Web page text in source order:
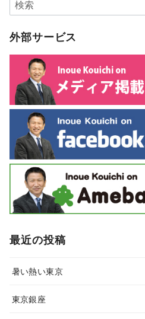
外部サービス
最近の投稿
暑い熱い東京
東京銀座